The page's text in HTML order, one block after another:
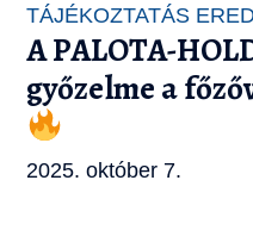
TÁJÉKOZTATÁS
A PALOTA-
győzelme a
2025. október 7.